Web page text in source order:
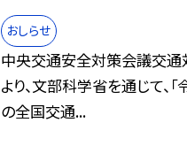
おしらせ
中央交通安全対策会議交通
より、文部科学省を通じて、
の全国交通...